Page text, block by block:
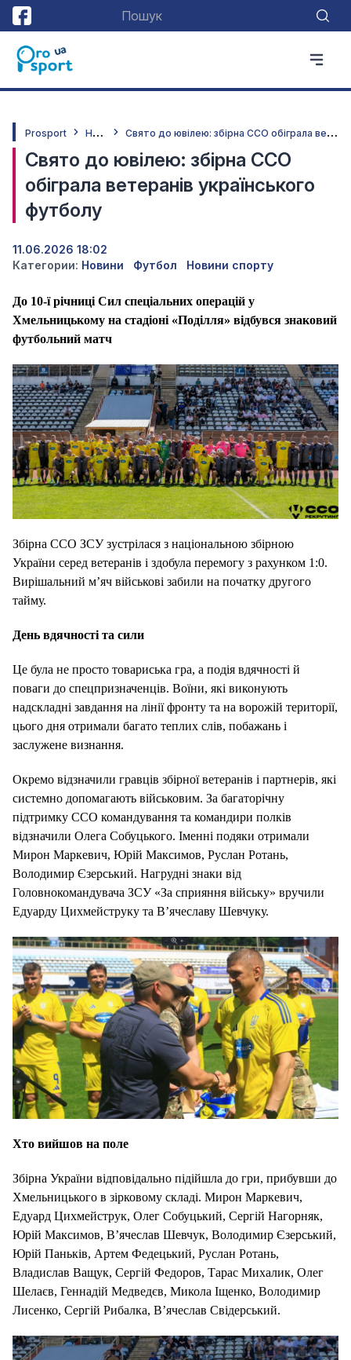
Prosport Н
овини С
вято до ювілею: збірна ССО обіграла ветеранів українського футболу
Свято до ювілею: збірна ССО
обіграла ветеранів українського
футболу
11.06.2026 18:02
Категории: Новини Футбол Новини спорту
До 10-ї річниці Сил спеціальних операцій у
Хмельницькому на стадіоні «Поділля» відбувся знаковий
футбольний матч
Збірна ССО ЗСУ зустрілася з національною збірною
України серед ветеранів і здобула перемогу з рахунком 1:0.
Вирішальний м’яч військові забили на початку другого
тайму.
День вдячності та сили
Це була не просто товариська гра, а подія вдячності й
поваги до спецпризначенців. Воїни, які виконують
надскладні завдання на лінії фронту та на ворожій території,
цього дня отримали багато теплих слів, побажань і
заслужене визнання.
Окремо відзначили гравців збірної ветеранів і партнерів, які
системно допомагають військовим. За багаторічну
підтримку ССО командування та командири полків
відзначили Олега Собуцького. Іменні подяки отримали
Мирон Маркевич, Юрій Максимов, Руслан Ротань,
Володимир Єзерський. Нагрудні знаки від
Головнокомандувача ЗСУ «За сприяння війську» вручили
Едуарду Цихмейструку та В’ячеславу Шевчуку.
Хто вийшов на поле
Збірна України відповідально підійшла до гри, прибувши до
Хмельницького в зірковому складі. Мирон Маркевич,
Едуард Цихмейструк, Олег Собуцький, Сергій Нагорняк,
Юрій Максимов, В’ячеслав Шевчук, Володимир Єзерський,
Юрій Паньків, Артем Федецький, Руслан Ротань,
Владислав Ващук, Сергій Федоров, Тарас Михалик, Олег
Шелаєв, Геннадій Медведєв, Микола Іщенко, Володимир
Лисенко, Сергій Рибалка, В’ячеслав Свідерський.